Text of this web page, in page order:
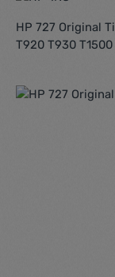
HP 727 Original
T920 T930
Bildergalerie